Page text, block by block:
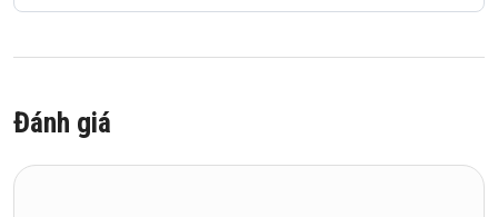
Đánh giá